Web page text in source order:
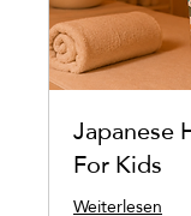
Japanese
For Kids
Weiterlesen